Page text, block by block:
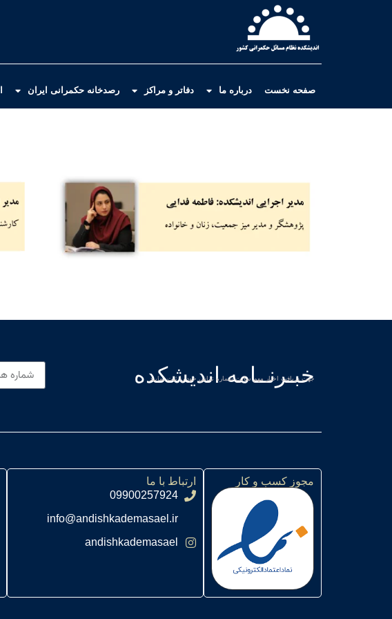
صفحه نخست درباره ما دفاتر و مراکز رصدخانه حکمرانی ایران
خبـرنــامه اندیشکده
جهت دریافت اخبار مهم سایت شماره تماس خود را ثبت نمایید
مجوز کسب و کار
ارتباط با ما
09900257924
info@andishkademasael.ir
andishkademasael